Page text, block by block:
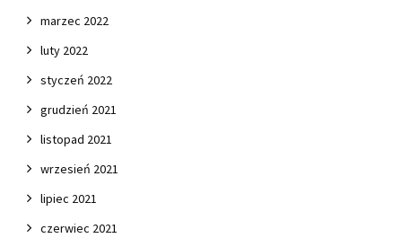
marzec 2022
luty 2022
styczeń 2022
grudzień 2021
listopad 2021
wrzesień 2021
lipiec 2021
czerwiec 2021